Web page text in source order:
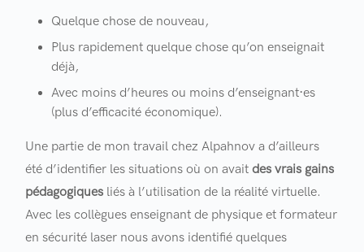
Quelque chose de nouveau,
Plus rapidement quelque chose qu’on enseignait
déjà,
Avec moins d’heures ou moins d’enseignant·es
(plus d’efficacité économique).
Une partie de mon travail chez Alpahnov a d’ailleurs
été d’identifier les situations où on avaitdes vrais gains
pédagogiques liés à l’utilisation de la réalité virtuelle.
Avec les collègues enseignant de physique et formateur
en sécurité laser nous avons identifié quelques